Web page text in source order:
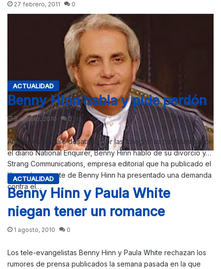
27 febrero, 2011 0
Strang Communications, empresa editorial que ha publicado el
libro más reciente de Benny Hinn ha presentado una demanda
contra el…
ACTUALIDAD
Benny Hinn habla y pide perdón
8 agosto, 2010 0
Ante el escándalo desatado por las fotografías publicadas por
el diario National Enquirer, Benny Hinn hablo de su divorcio y…
ACTUALIDAD
Benny Hinn y Paula White
niegan tener un romance
1 agosto, 2010 0
Los tele-evangelistas Benny Hinn y Paula White rechazan los
rumores de prensa publicados la semana pasada en la que